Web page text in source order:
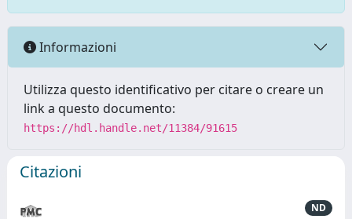
Informazioni
Utilizza questo identificativo per citare o creare un
link a questo documento:
https://hdl.handle.net/11384/91615
Citazioni
ND